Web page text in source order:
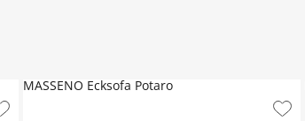
MASSENO Ecksofa Potaro